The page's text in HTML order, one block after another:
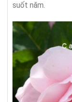
suốt năm.